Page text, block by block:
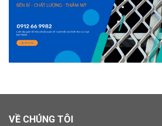
VỀ CHÚNG TÔI